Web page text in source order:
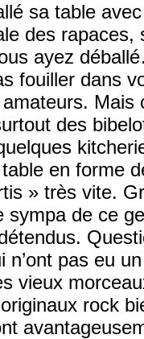
sa table
des
ayez
fouiller dans
Mais
des
en forme
» très vite.
sympa de ce
pas eu
vieux
rock